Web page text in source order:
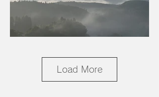
Load More